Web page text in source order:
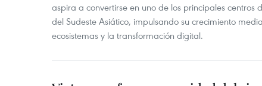
aspira a convertirse en uno de los principales centros
del Sudeste Asiático, impulsando su crecimiento
ecosistemas y la transformación digital.